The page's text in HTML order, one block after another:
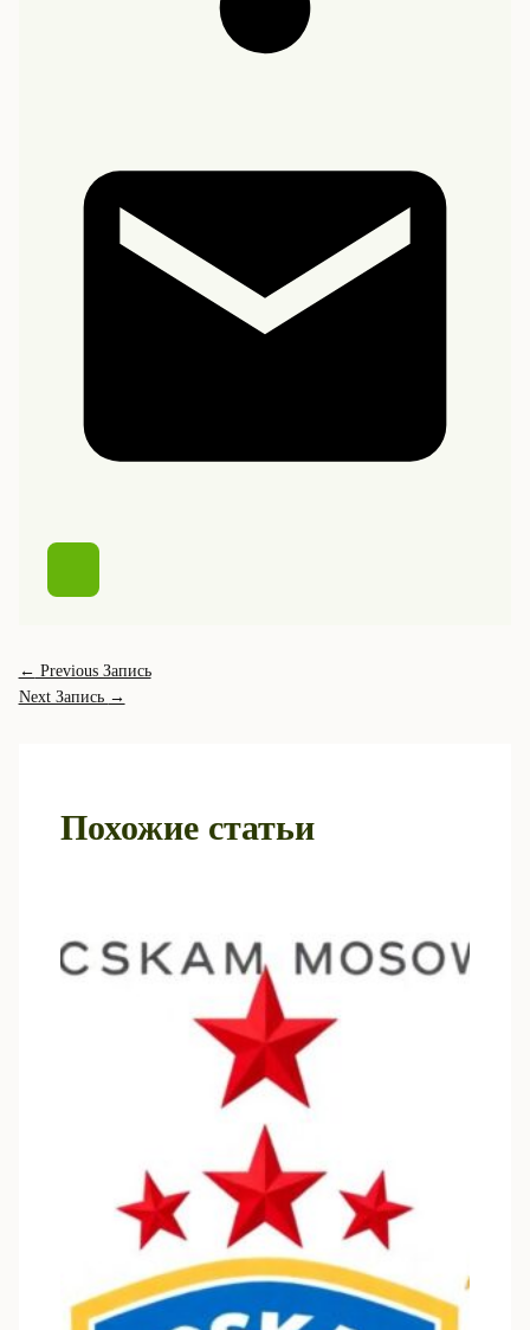
← Previous Запись
Next Запись →
Похожие статьи